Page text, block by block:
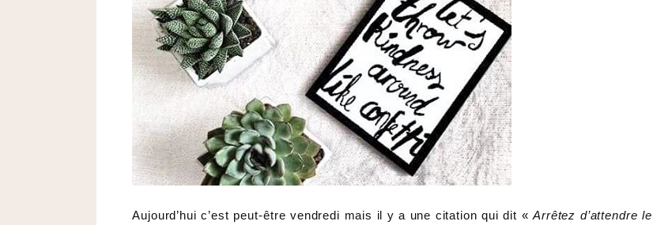
Aujourd’hui c’est peut-être vendredi mais il y a une citation qui dit « Arrêtez d’attendre le